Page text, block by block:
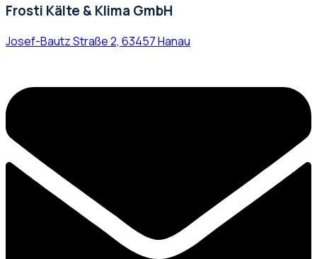
Frosti Kälte & Klima GmbH
Josef-Bautz Straße 2, 63457 Hanau